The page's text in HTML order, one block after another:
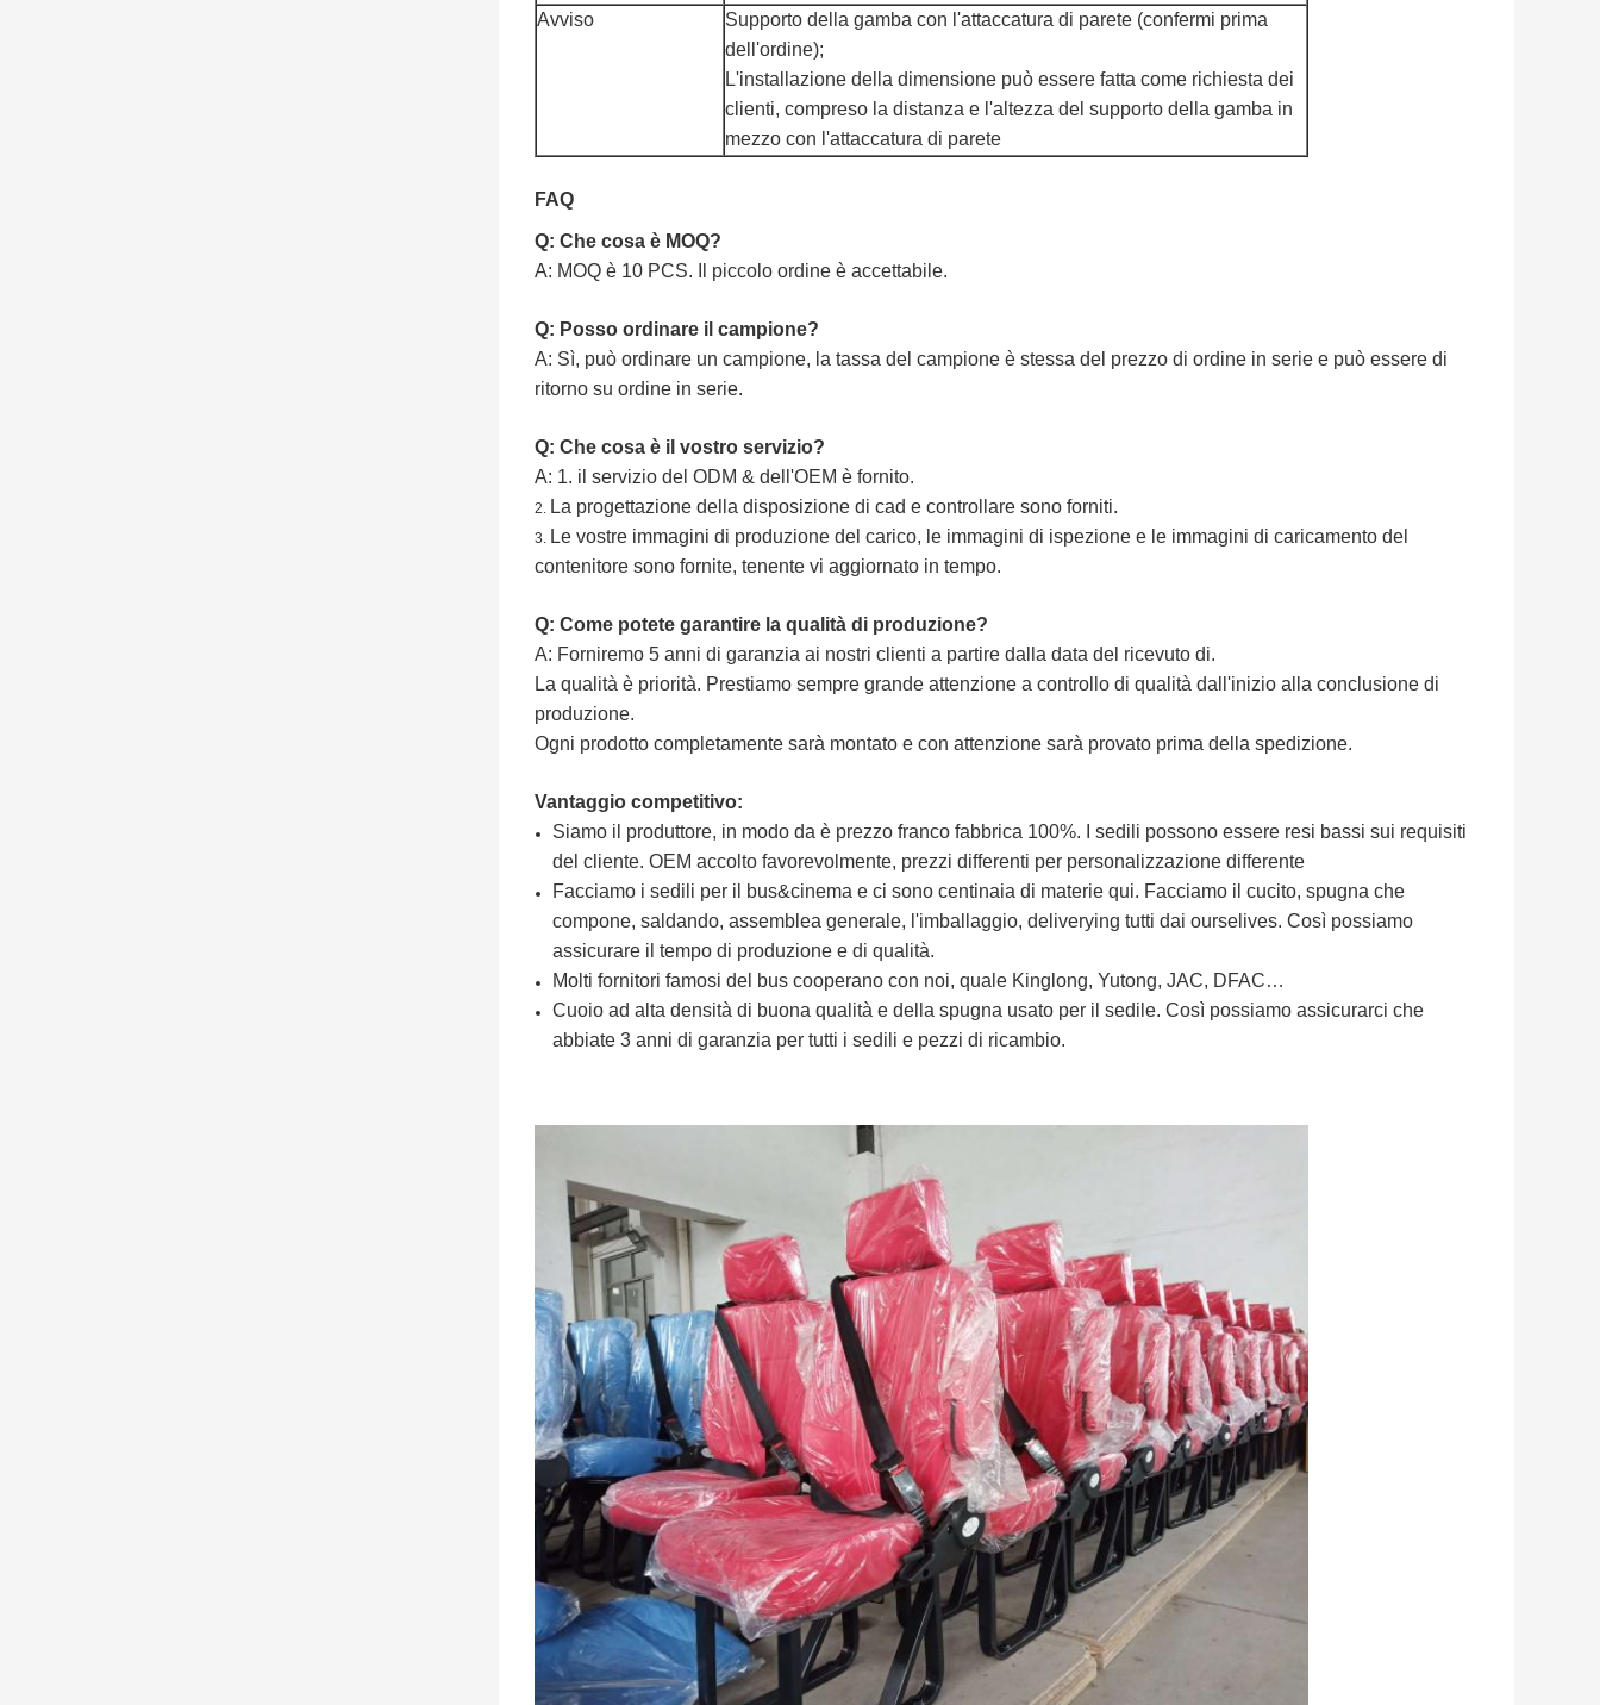
Avviso
Supporto della gamba con l'attaccatura di parete (confermi prima
dell'ordine);
L'installazione della dimensione può essere fatta come richiesta dei
clienti, compreso la distanza e l'altezza del supporto della gamba in
mezzo con l'attaccatura di parete
FAQ
Q: Che cosa è MOQ?
A: MOQ è 10 PCS. Il piccolo ordine è accettabile.
Q: Posso ordinare il campione?
A: Sì, può ordinare un campione, la tassa del campione è stessa del prezzo di ordine in serie e può essere di
ritorno su ordine in serie.
Q: Che cosa è il vostro servizio?
A: 1. il servizio del ODM & dell'OEM è fornito.
2. La progettazione della disposizione di cad e controllare sono forniti.
3. Le vostre immagini di produzione del carico, le immagini di ispezione e le immagini di caricamento del
contenitore sono fornite, tenente vi aggiornato in tempo.
Q: Come potete garantire la qualità di produzione?
A: Forniremo 5 anni di garanzia ai nostri clienti a partire dalla data del ricevuto di.
La qualità è priorità. Prestiamo sempre grande attenzione a controllo di qualità dall'inizio alla conclusione di
produzione.
Ogni prodotto completamente sarà montato e con attenzione sarà provato prima della spedizione.
Vantaggio competitivo:
Siamo il produttore, in modo da è prezzo franco fabbrica 100%. I sedili possono essere resi bassi sui requisiti
del cliente. OEM accolto favorevolmente, prezzi differenti per personalizzazione differente
Facciamo i sedili per il bus&cinema e ci sono centinaia di materie qui. Facciamo il cucito, spugna che
compone, saldando, assemblea generale, l'imballaggio, deliverying tutti dai ourselives. Così possiamo
assicurare il tempo di produzione e di qualità.
Molti fornitori famosi del bus cooperano con noi, quale Kinglong, Yutong, JAC, DFAC…
Cuoio ad alta densità di buona qualità e della spugna usato per il sedile. Così possiamo assicurarci che
abbiate 3 anni di garanzia per tutti i sedili e pezzi di ricambio.